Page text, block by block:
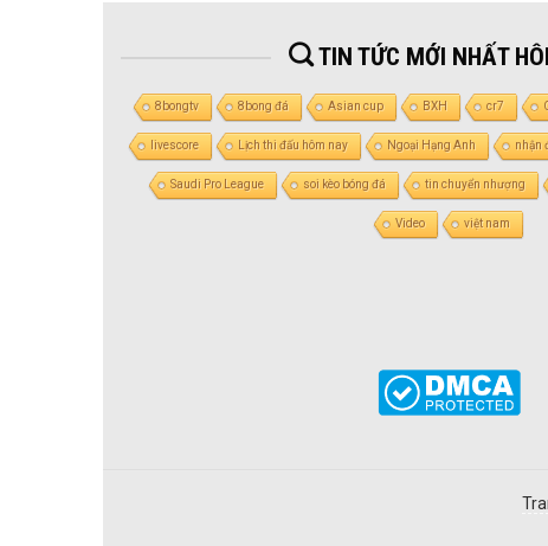
TIN TỨC MỚI NHẤT
8bongtv 8bong đá Asian cup BXH cr7
livescore Lịch thi đấu hôm nay Ngoại Hạng Anh nhận
Saudi Pro League soi kèo bóng đá tin chuyển nhượng
Video việt nam